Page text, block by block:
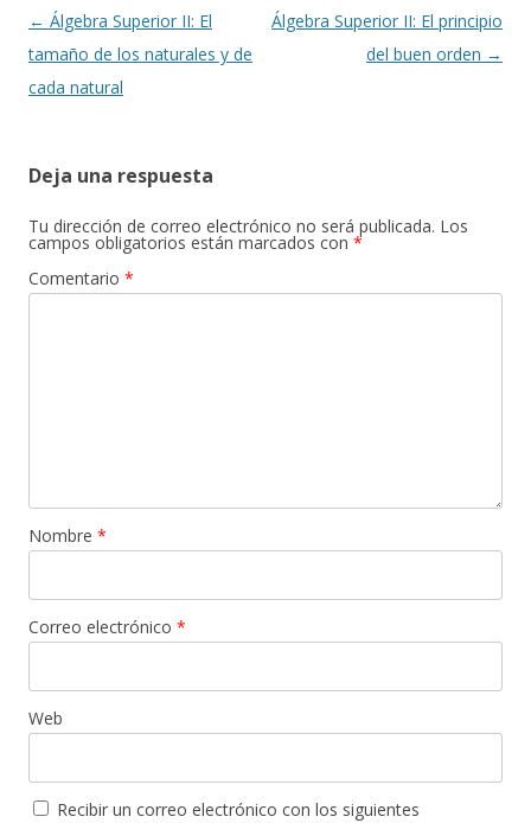
Navegación
de
entradas
← Álgebra Superior II: El
tamaño de los naturales y de
cada natural
Álgebra Superior II: El principio
del buen orden →
Deja una respuesta
Tu dirección de correo electrónico no será publicada. Los
campos obligatorios están marcados con *
Comentario *
Nombre *
Correo electrónico *
Web
Recibir un correo electrónico con los siguientes